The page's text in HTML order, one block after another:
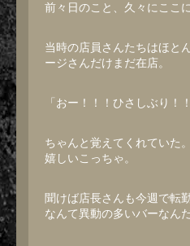
前々日のこと、久々にここ
当時の店員さんたちはほと
ージさんだけまだ在店。
「おー！！！ひさしぶり！！
ちゃんと覚えてくれていた。
嬉しいこっちゃ。
聞けば店長さんも今週で転
なんて異動の多いバーなん